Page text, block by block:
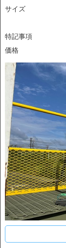
サイズ
特記事項
価格